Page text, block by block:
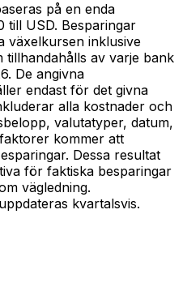
på en enda
USD. Besparingar
växelkursen inklusive
tillhandahålls av varje bank
De angivna
endast för det givna
alla kostnader och
valutatyper, datum,
kommer att
Dessa resultat
för faktiska besparingar
vägledning.
kvartalsvis.